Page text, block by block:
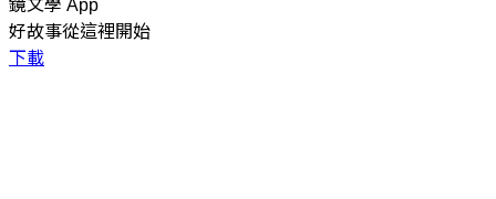
鏡文學 App
好故事從這裡開始
下載